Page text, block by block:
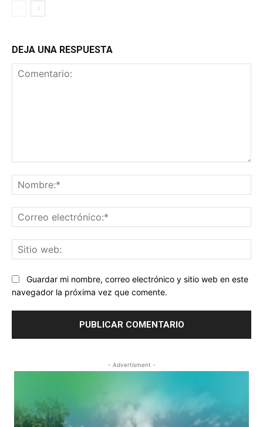
DEJA UNA RESPUESTA
Guardar mi nombre, correo electrónico y sitio web en este
navegador la próxima vez que comente.
- Advertisment -